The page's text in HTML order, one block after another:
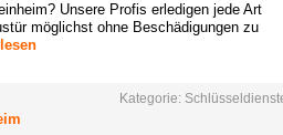
Unsere Profis erledigen jede Art
möglichst ohne Beschädigungen zu
Kategorie: